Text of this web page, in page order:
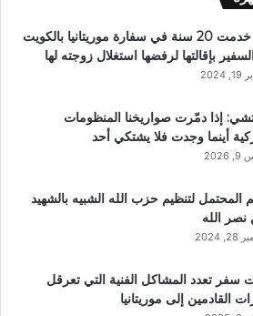
حنان خدمت 20 سنة في سفارة موريتانيا بالكويت
بإقالتها لرفضها استغلال زوجته لها
إذا دمّرت صواريخنا المنظومات
أينما وجدت فلا يشتكي أحد
المحتمل لتنظيم حزب الله الشبيه بالشهيد
الله
2024
سفر تعدد المشاكل الفنية التي تعرقل
القادمين إلى موريتانيا